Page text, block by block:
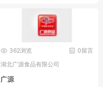
0留言
362浏览
湖北广源食品有限公司
广源